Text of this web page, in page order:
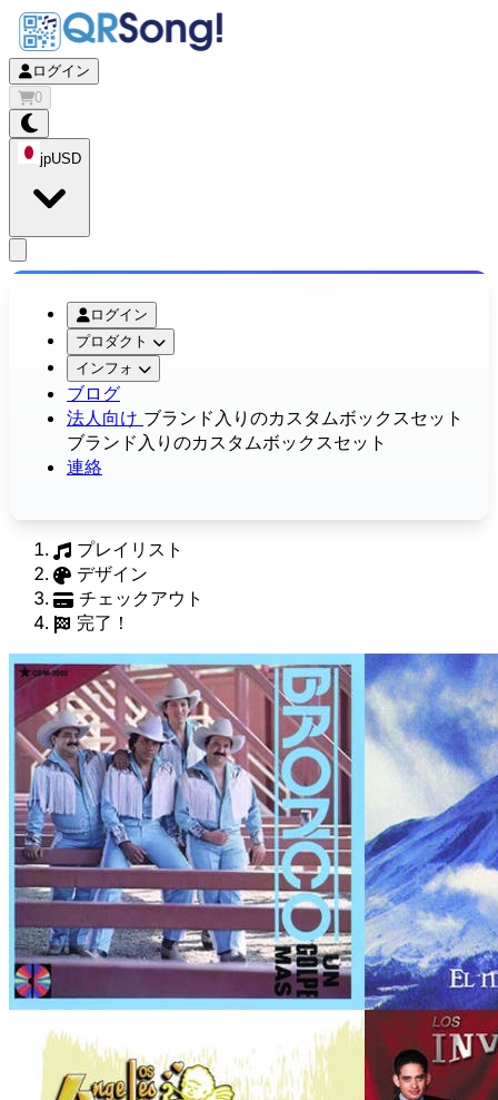
ログイン
0
jpUSD
ログイン
プロダクト
インフォ
ブログ
法人向け ブランド入りのカスタムボックスセット
ブランド入りのカスタムボックスセット
連絡
プレイリスト
デザイン
チェックアウト
完了！